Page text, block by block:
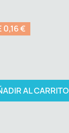
0,16 €
AL CARRITO